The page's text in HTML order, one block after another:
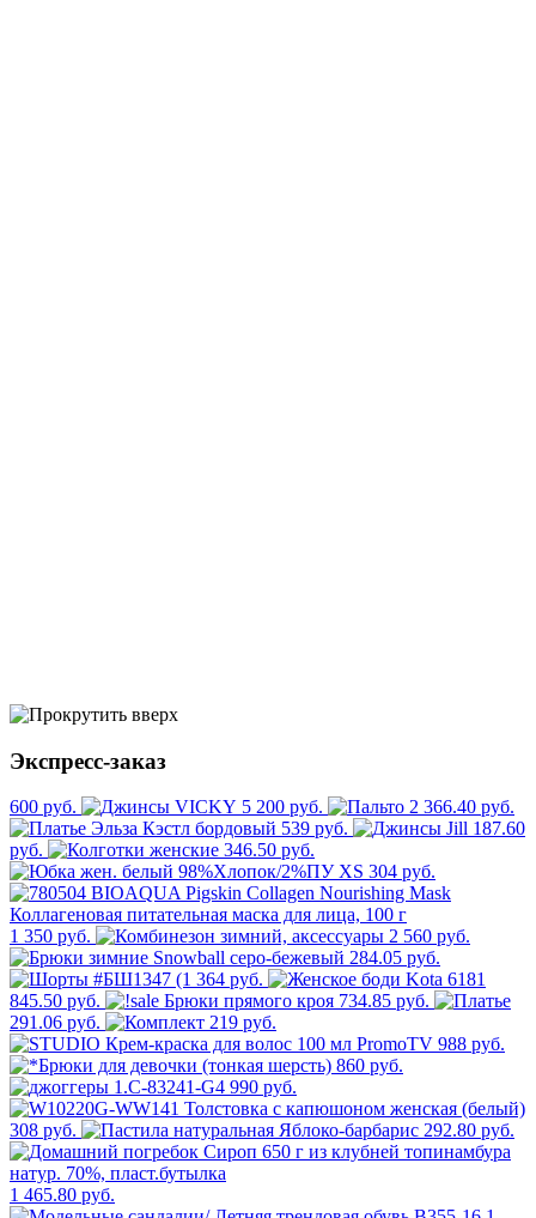
Экспресс-заказ
600 руб. 5 200 руб.
2 366.40 руб.
539 руб.
187.60
руб.
346.50 руб.
304 руб.
1 350 руб.
2 560 руб.
284.05 руб.
364 руб.
845.50 руб.
734.85 руб.
291.06 руб.
219 руб.
988 руб.
860 руб.
990 руб.
308 руб. 292.80 руб.
1 465.80 руб.